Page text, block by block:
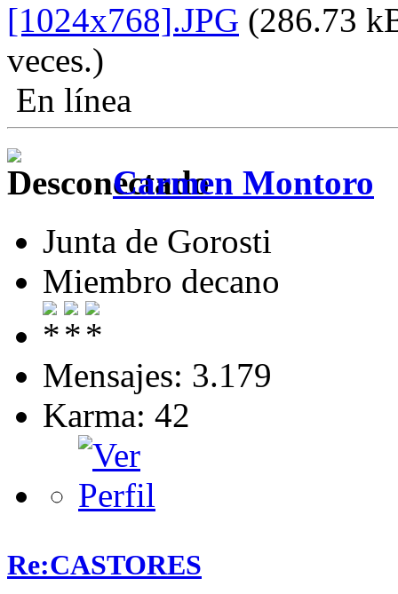
[1024x768].JPG (286.73
veces.)
En línea
Carmen Montoro
Junta de Gorosti
Miembro decano
Mensajes: 3.179
Karma: 42
Re:CASTORES